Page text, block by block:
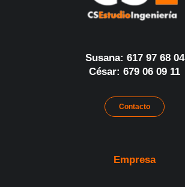
Susana: 617 97 68 04
César: 679 06 09 11
Contacto
Empresa